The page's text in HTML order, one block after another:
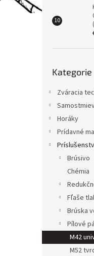
kategorie
Kategorie
Zváracia
Horáky
Prídavné
Brúsivo
Chémia
Fľaše
Brúska
Pílové
M42
M52